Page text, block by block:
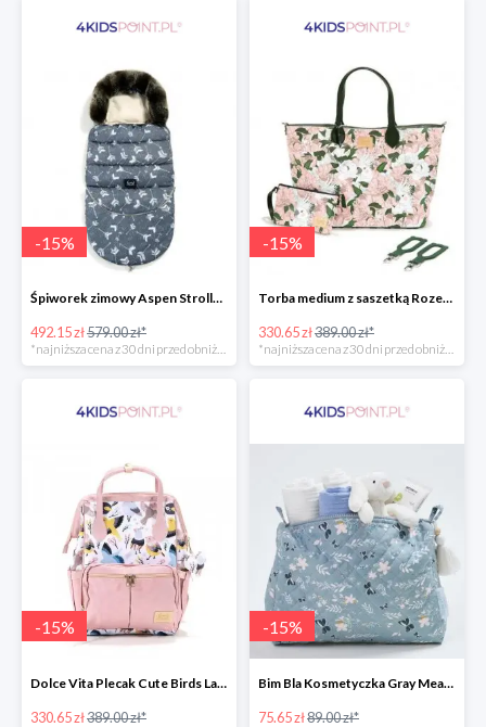
-15%
Śpiworek zimowy Aspen Stroller Bag Combo Boho Royal Arrows Dark & Rafaello La Millou -15%
492.15 zł579.00 zł*
*najniższa cena z 30 dni przed obniżką
-15%
Torba medium z saszetką Rozenek Lady Peony Premium Zip La Millou -15%
330.65 zł389.00 zł*
*najniższa cena z 30 dni przed obniżką
-15%
Dolce Vita Plecak Cute Birds La Millou -15%
330.65 zł389.00 zł*
-15%
Bim Bla Kosmetyczka Gray Meadow -15%
75.65 zł89.00 zł*